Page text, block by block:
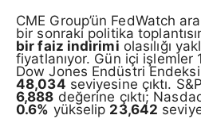
CME Group’ün FedWatch
bir sonraki politika
bir faiz indirimi olasılığı
fiyatlanıyor. Gün içi işlemler
Dow Jones Endüstri Endeksi
48,034 seviyesine çıktı.
6,888 değerine çıktı;
0.6% yükselip 23,642